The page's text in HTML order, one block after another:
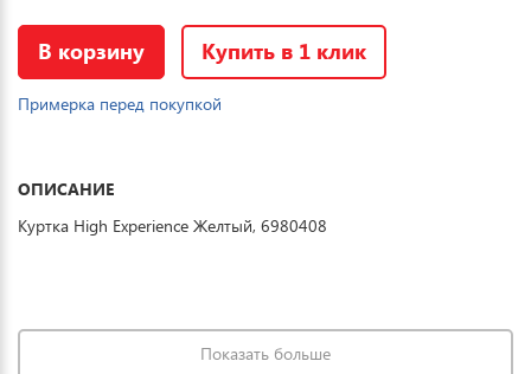
В корзину Купить в 1 клик
Примерка перед покупкой
ОПИСАНИЕ
Куртка High Experience Желтый, 6980408
Показать больше